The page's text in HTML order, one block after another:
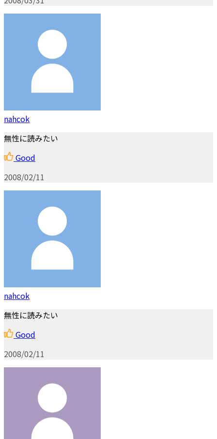
nahcok
無性に読みたい
Good
2008/02/11
nahcok
無性に読みたい
Good
2008/02/11